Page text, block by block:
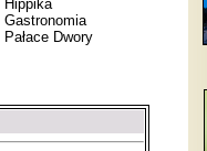
Hippika
Gastronomia
Pałace Dwory